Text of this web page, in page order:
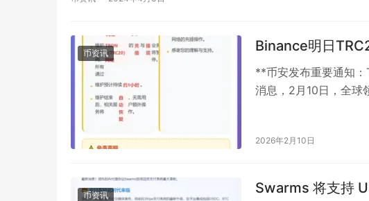
币资讯 Binance明日
**币安发布重要通知
消息，2月10日，全球
2026年2月10日
币资讯 Swarms 将支持